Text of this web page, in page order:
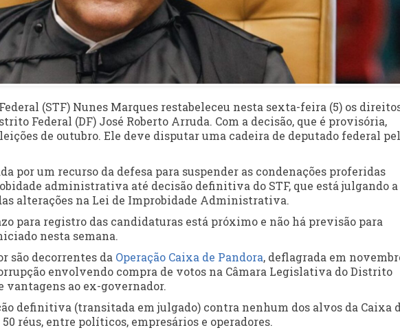
(STF) Nunes Marques restabeleceu nesta sexta-feira (5) os
Federal (DF) José Roberto Arruda. Com a decisão, que é provisória,
de outubro. Ele deve disputar uma cadeira de deputado federal
por um recurso da defesa para suspender as condenações proferidas
administrativa até decisão definitiva do STF, que está julgando a
alterações na Lei de Improbidade Administrativa.
para registro das candidaturas está próximo e não há previsão para
nesta semana.
são decorrentes da Operação Caixa de Pandora, deflagrada em
envolvendo compra de votos na Câmara Legislativa do Distrito
vantagens ao ex-governador.
definitiva (transitada em julgado) contra nenhum dos alvos da Caixa
réus, entre políticos, empresários e operadores.